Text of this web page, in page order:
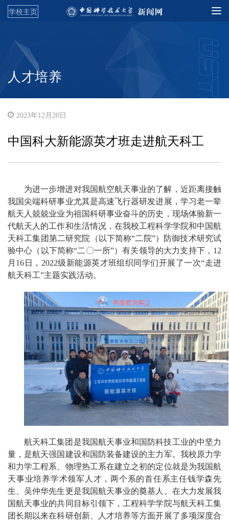
学校主页
人才培养
2023年12月20日
中国科大新能源英才班走进航天科工
为进一步增进对我国航空航天事业的了解，近距离接触
我国尖端科研事业尤其是高速飞行器研发进展，学习老一辈
航天人兢兢业业为祖国科研事业奋斗的历史，现场体验新一
代航天人的工作和生活情况，在我校工程科学学院和中国航
天科工集团第二研究院（以下简称“二院”）防御技术研究试
验中心（以下简称“二〇一所”）有关领导的大力支持下，12
月16日，2022级新能源英才班组织同学们开展了一次“走进
航天科工”主题实践活动。
航天科工集团是我国航天事业和国防科技工业的中坚力
量，是航天强国建设和国防装备建设的主力军。我校原力学
和力学工程系、物理热工系在建立之初的定位就是为我国航
天事业培养学术领军人才，两个系的首任系主任钱学森先
生、吴仲华先生更是我国航天事业的奠基人。在大力发展我
国航天事业的共同目标引领下，工程科学学院与航天科工集
团长期以来在科研创新、人才培养等方面开展了多项深度合